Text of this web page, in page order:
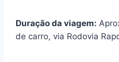
Duração da viagem:
de carro, via Rodovia